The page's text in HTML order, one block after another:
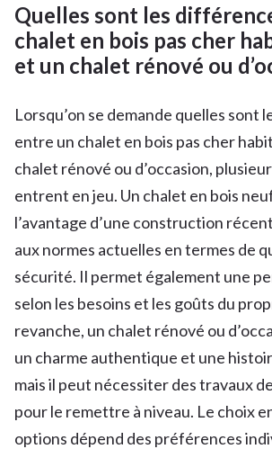
Quelles sont les
chalet en bois pas cher
et un chalet rénové ou
Lorsqu’on se demande quelles sont
entre un chalet en bois pas cher
chalet rénové ou d’occasion,
entrent en jeu. Un chalet en bois
l’avantage d’une construction
aux normes actuelles en termes de
sécurité. Il permet également une
selon les besoins et les goûts du
revanche, un chalet rénové ou
un charme authentique et une
mais il peut nécessiter des travaux
pour le remettre à niveau. Le choix
options dépend des préférences